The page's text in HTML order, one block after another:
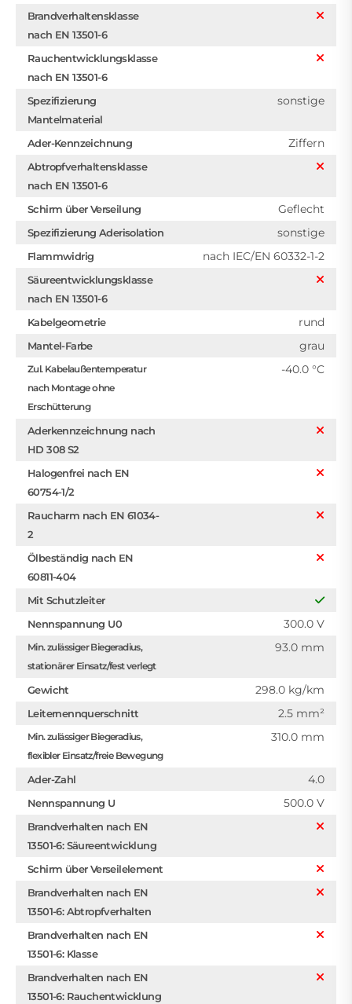
Brandverhaltensklasse
nach EN 13501-6
Rauchentwicklungsklasse
nach EN 13501-6
Spezifizierung
Mantelmaterial
sonstige
Ader-Kennzeichnung Ziffern
Abtropfverhaltensklasse
nach EN 13501-6
Schirm über Verseilung
Geflecht
Spezifizierung Aderisolation sonstige
Flammwidrig nach IEC/EN 60332-1-2
Säureentwicklungsklasse
nach EN 13501-6
Kabelgeometrie
rund
Mantel-Farbe grau
Zul. Kabelaußentemperatur
nach Montage ohne
Erschütterung
-40.0 °C
Aderkennzeichnung nach
HD 308 S2
Halogenfrei nach EN
60754-1/2
Raucharm nach EN 61034-
2
Ölbeständig nach EN
60811-404
Mit Schutzleiter
Nennspannung U0
300.0 V
Min. zulässiger Biegeradius,
stationärer Einsatz/fest verlegt
93.0 mm
Gewicht 298.0 kg/km
Leiternennquerschnitt 2.5 mm²
Min. zulässiger Biegeradius,
flexibler Einsatz/freie Bewegung
310.0 mm
Ader-Zahl 4.0
Nennspannung U 500.0 V
Brandverhalten nach EN
13501-6: Säureentwicklung
Schirm über Verseilelement
Brandverhalten nach EN
13501-6: Abtropfverhalten
Brandverhalten nach EN
13501-6: Klasse
Brandverhalten nach EN
13501-6: Rauchentwicklung